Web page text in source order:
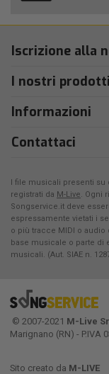
Iscrizione alla
I nostri prodotti
Informazioni
Contattaci
I file musicali presenti su
registrati da M-Live. Ogni
Songservice.it deve
espressamente vietati i
o più tracce MIDI o
base musicale o parte di
musicali. (Aut. SIAE n.
© 2007-2021 M-Live Srl
Marignano (RN) - P.IVA
Sito creato da M-LIVE